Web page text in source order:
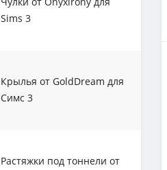
Sims 3
Крылья от GoldDream для
Симс 3
Растяжки под тоннели от